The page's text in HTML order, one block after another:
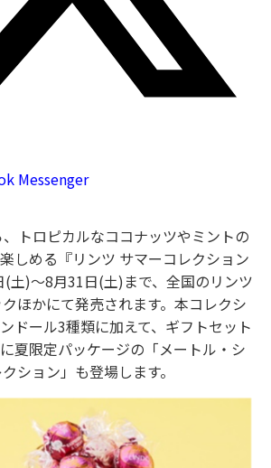
Messenger
トロピカルなココナッツやミントの
しめる『リンツ サマーコレクション
土)〜8月31日(土)まで、全国のリンツ
ほかにて発売されます。本コレクシ
ドール3種類に加えて、ギフトセット
夏限定パッケージの「メートル・シ
ション」も登場します。